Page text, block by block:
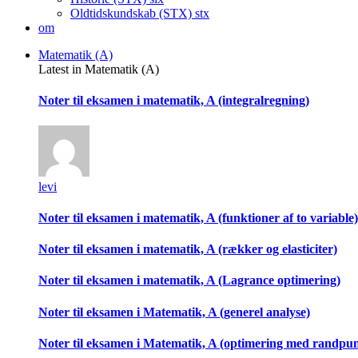
Oldtidskundskab (STX) stx
om
Matematik (A)
Latest in Matematik (A)
Noter til eksamen i matematik, A (integralregning)
levi
Noter til eksamen i matematik, A (funktioner af to variable)
Noter til eksamen i matematik, A (rækker og elasticiter)
Noter til eksamen i matematik, A (Lagrance optimering)
Noter til eksamen i Matematik, A (generel analyse)
Noter til eksamen i Matematik, A (optimering med